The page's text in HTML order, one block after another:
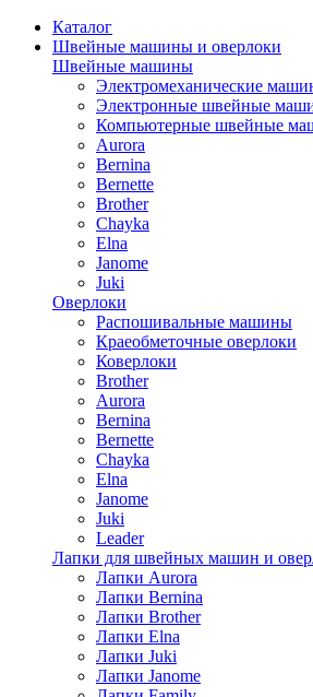
Каталог
Швейные машины и оверлоки
Швейные машины
Электромеханические
Электронные швейные
Компьютерные швейные
Aurora
Bernina
Bernette
Brother
Chayka
Elna
Janome
Juki
Оверлоки
Распошивальные машины
Краеобметочные оверлоки
Коверлоки
Brother
Aurora
Bernina
Bernette
Chayka
Elna
Janome
Juki
Leader
Лапки для швейных машин и
Лапки Aurora
Лапки Bernina
Лапки Brother
Лапки Elna
Лапки Juki
Лапки Janome